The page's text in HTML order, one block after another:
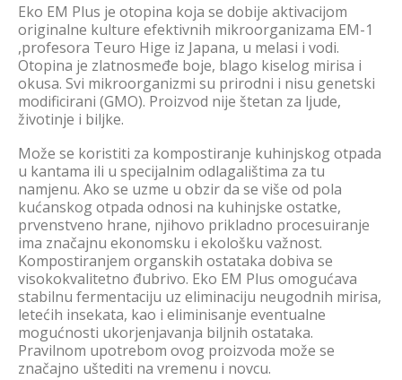
Eko EM Plus je otopina koja se dobije aktivacijom
originalne kulture efektivnih mikroorganizama EM-1
,profesora Teuro Hige iz Japana, u melasi i vodi.
Otopina je zlatnosmeđe boje, blago kiselog mirisa i
okusa. Svi mikroorganizmi su prirodni i nisu genetski
modificirani (GMO). Proizvod nije štetan za ljude,
životinje i biljke.
Može se koristiti za kompostiranje kuhinjskog otpada
u kantama ili u specijalnim odlagalištima za tu
namjenu. Ako se uzme u obzir da se više od pola
kućanskog otpada odnosi na kuhinjske ostatke,
prvenstveno hrane, njihovo prikladno procesuiranje
ima značajnu ekonomsku i ekološku važnost.
Kompostiranjem organskih ostataka dobiva se
visokokvalitetno đubrivo. Eko EM Plus omogućava
stabilnu fermentaciju uz eliminaciju neugodnih mirisa,
letećih insekata, kao i eliminisanje eventualne
mogućnosti ukorjenjavanja biljnih ostataka.
Pravilnom upotrebom ovog proizvoda može se
značajno uštediti na vremenu i novcu.